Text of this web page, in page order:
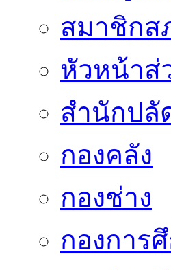
สมาชิกส
หัวหน้าส่
สำนักปลั
กองคลัง
กองช่าง
กองการ